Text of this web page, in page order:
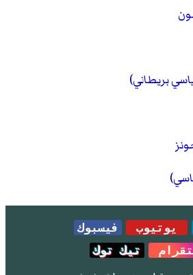
بريطاني)
يوتيوب
فيسبوك
تيك توك